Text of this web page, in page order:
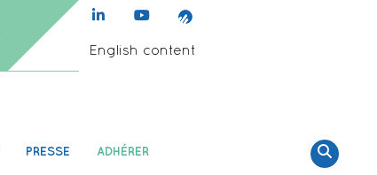
English content
PRESSE ADHÉRER